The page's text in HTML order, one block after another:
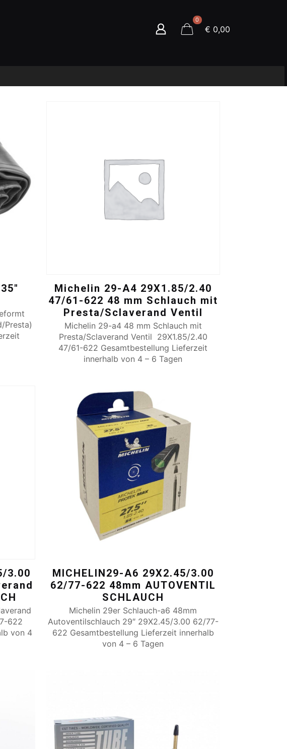
0
€ 0,00
Presta)
Michelin 29-A4 29X1.85/2.40
47/61-622 48 mm Schlauch mit
Presta/Sclaverand Ventil
Michelin 29-a4 48 mm Schlauch mit
Presta/Sclaverand Ventil 29X1.85/2.40
47/61-622 Gesamtbestellung Lieferzeit
innerhalb von 4 – 6 Tagen
3.00
622
von 4
MICHELIN29-A6 29X2.45/3.00
62/77-622 48mm AUTOVENTIL
SCHLAUCH
Michelin 29er Schlauch-a6 48mm
Autoventilschlauch 29″ 29X2.45/3.00 62/77-
622 Gesamtbestellung Lieferzeit innerhalb
von 4 – 6 Tagen